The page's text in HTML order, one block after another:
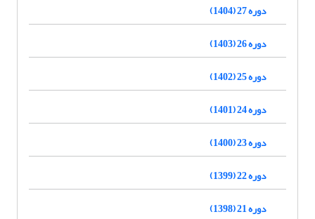
دوره 27 (1404)
دوره 26 (1403)
دوره 25 (1402)
دوره 24 (1401)
دوره 23 (1400)
دوره 22 (1399)
دوره 21 (1398)